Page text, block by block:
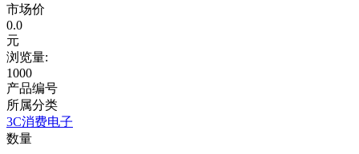
市场价
0.0
元
浏览量:
1000
产品编号
所属分类
3C消费电子
数量